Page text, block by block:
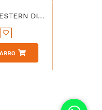
[HDIWD23PURZ] WESTERN DIGITAL DISCO DURO PURPURA 2TB SATA 6Gbps 5400RPM 3.5"